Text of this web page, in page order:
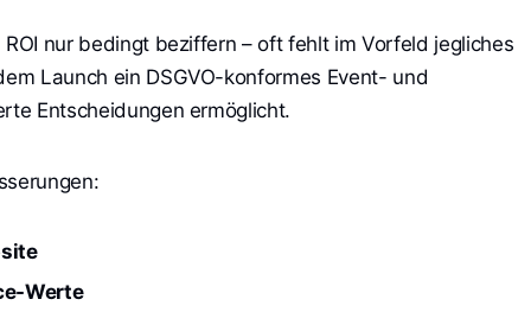
nur bedingt beziffern – oft fehlt im Vorfeld jegliches
Launch ein DSGVO-konformes Event- und
Entscheidungen ermöglicht.
Werte